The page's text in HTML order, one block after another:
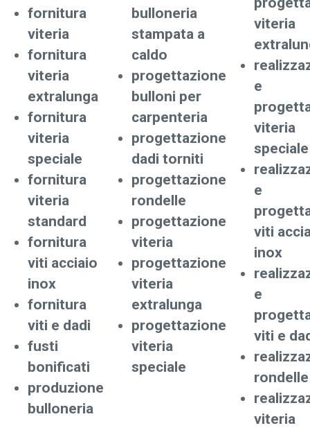
fornitura
viteria
fornitura
viteria
extralunga
fornitura
viteria
speciale
fornitura
viteria
standard
fornitura
viti acciaio
inox
fornitura
viti e dadi
fusti
bonificati
produzione
bulloneria
bulloneria
stampata a
caldo
progettazione
bulloni per
carpenteria
progettazione
dadi torniti
progettazione
rondelle
progettazione
viteria
progettazione
viteria
extralunga
progettazione
viteria
speciale
viteria
e
viteria
speciale
e
viti
inox
e
viti e
rondelle
viteria